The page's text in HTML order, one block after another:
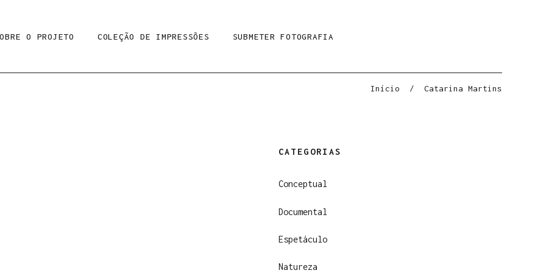
O PROJETO COLEÇÃO DE IMPRESSÕES SUBMETER FOTOGRAFIA
Início / Catarina Martins
CATEGORIAS
Conceptual
Documental
Espetáculo
Natureza